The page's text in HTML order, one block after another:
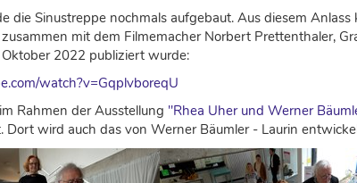
die Sinustreppe nochmals aufgebaut. Aus diesem
mit dem Filmemacher Norbert Prettenthaler,
2022 publiziert wurde:
watch?v=GqplvboreqU
Rahmen der Ausstellung "Rhea Uher und Werner
Dort wird auch das von Werner Bäumler - Laurin